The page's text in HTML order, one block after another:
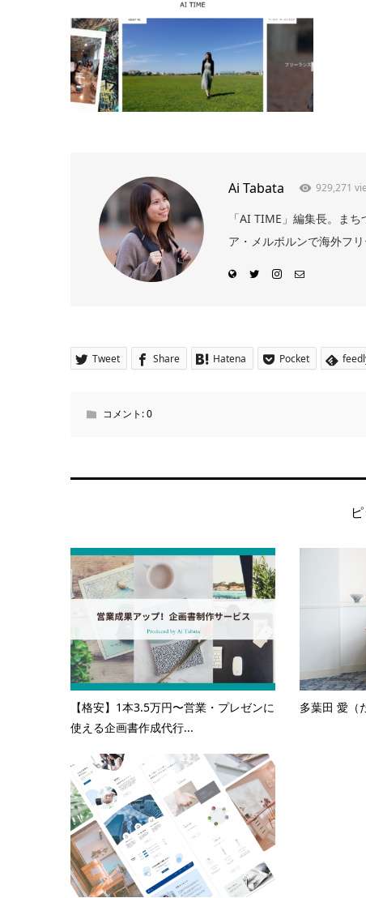
Ai Tabata 929,271
「AI TIME」編集長。ま
ア・メルボルンで海外フ
Tweet Share Hatena Pocket
コメント:0
【格安】1本3.5万円〜営業・プレゼンに
使える企画書作成代行...
多葉田 愛（